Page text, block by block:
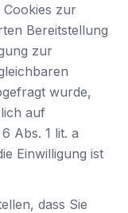
zur
Bereitstellung
zur
wurde,
auf
Abs. 1 lit. a
Einwilligung ist
dass Sie